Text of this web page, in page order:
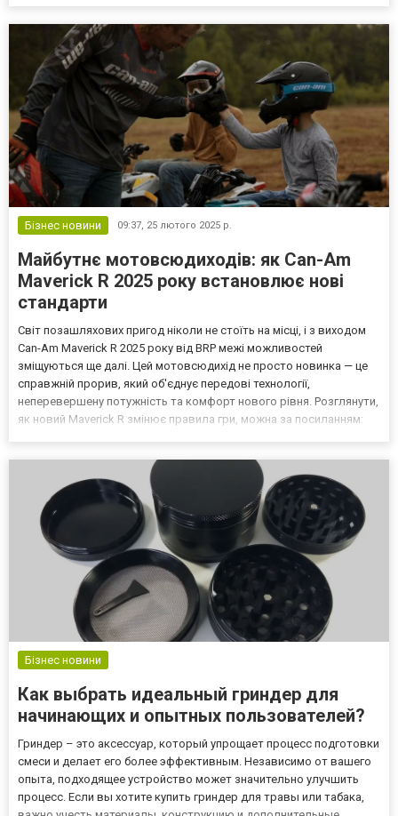
Бізнес новини 09:37, 25 лютого 2025 р.
Майбутнє мотовсюдиходів: як Can-Am
Maverick R 2025 року встановлює нові
стандарти
Світ позашляхових пригод ніколи не стоїть на місці, і з виходом
Can-Am Maverick R 2025 року від BRP межі можливостей
зміщуються ще далі. Цей мотовсюдихід не просто новинка — це
справжній прорив, який об'єднує передові технології,
неперевершену потужність та комфорт нового рівня. Розглянути,
як новий Maverick R змінює правила гри, можна за посиланням:
Бізнес новини
Как выбрать идеальный гриндер для
начинающих и опытных пользователей?
Гриндер – это аксессуар, который упрощает процесс подготовки
смеси и делает его более эффективным. Независимо от вашего
опыта, подходящее устройство может значительно улучшить
процесс. Если вы хотите купить гриндер для травы или табака,